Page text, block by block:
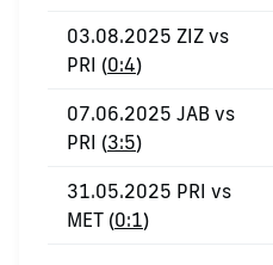
03.08.2025 ZIZ vs
PRI (0:4)
07.06.2025 JAB vs
PRI (3:5)
31.05.2025 PRI vs
MET (0:1)